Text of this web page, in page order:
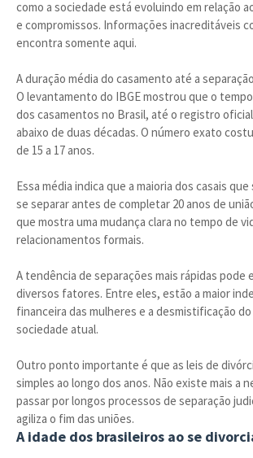
como a sociedade está evoluindo em relação
e compromissos. Informações inacreditáveis
encontra somente aqui.
A duração média do casamento até a separação
O levantamento do IBGE mostrou que o
dos casamentos no Brasil, até o registro
abaixo de duas décadas. O número exato
de 15 a 17 anos.
Essa média indica que a maioria dos casais
se separar antes de completar 20 anos de
que mostra uma mudança clara no tempo de
relacionamentos formais.
A tendência de separações mais rápidas pode
diversos fatores. Entre eles, estão a maior
financeira das mulheres e a desmistificação
sociedade atual.
Outro ponto importante é que as leis de
simples ao longo dos anos. Não existe mais a
passar por longos processos de separação
agiliza o fim das uniões.
A idade dos brasileiros ao se